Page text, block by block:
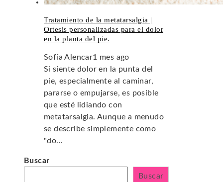
Tratamiento de la metatarsalgia |
Ortesis personalizadas para el dolor
en la planta del pie.
Sofía Alencar1 mes ago
Si siente dolor en la punta del
pie, especialmente al caminar,
pararse o empujarse, es posible
que esté lidiando con
metatarsalgia. Aunque a menudo
se describe simplemente como
"do...
Buscar
Buscar